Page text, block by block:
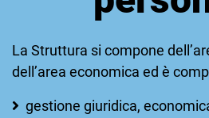
La Struttura si compone
dell’area economica ed è
gestione giuridica,